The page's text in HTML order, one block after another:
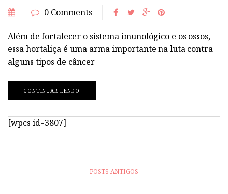
0 Comments
Além de fortalecer o sistema imunológico e os ossos,
essa hortaliça é uma arma importante na luta contra
alguns tipos de câncer
CONTINUAR LENDO
[wpcs id=3807]
POSTS ANTIGOS